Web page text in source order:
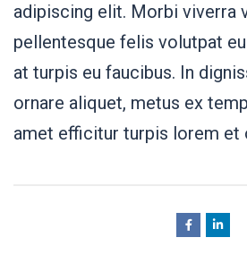
adipiscing elit. Morbi viverra
pellentesque felis volutpat
at turpis eu faucibus. In
ornare aliquet, metus ex
amet efficitur turpis lorem et